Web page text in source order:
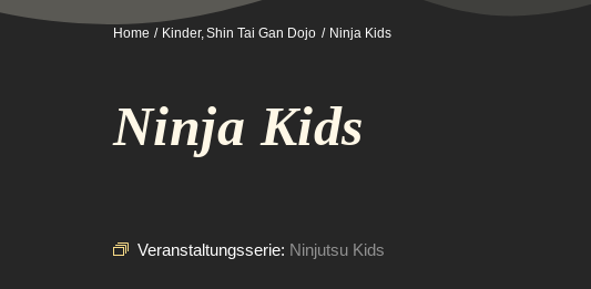
Home Kinder Shin Tai Gan Dojo Ninja Kids
Ninja Kids
Veranstaltungsserie: Ninjutsu Kids